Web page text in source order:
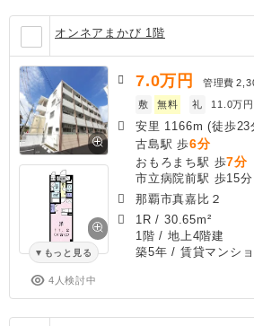
オンネアまかび 1階
もっと見る
4人検討中
7.0万円 管理費
敷
無料 礼 11.0万円
安里 1166m (徒歩23
古島駅 歩6分
おもろまち駅 歩7分
市立病院前駅 歩15分
那覇市真嘉比２
1R /30.65m²
1階 / 地上4階建
築5年 / 賃貸マンシ